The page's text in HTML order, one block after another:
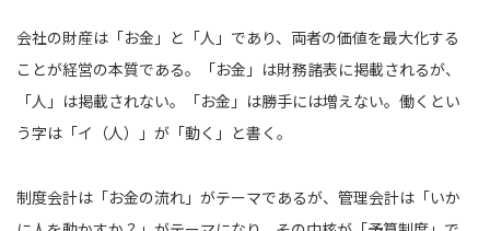
会社の財産は「お金」と「人」であり、両者の価値を最大化する
ことが経営の本質である。「お金」は財務諸表に掲載されるが、
「人」は掲載されない。「お金」は勝手には増えない。働くとい
う字は「イ（人）」が「動く」と書く。
制度会計は「お金の流れ」がテーマであるが、管理会計は「いか